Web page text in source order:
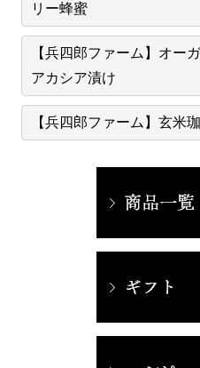
リー蜂蜜
【兵四郎ファーム】オー
アカシア漬け
【兵四郎ファーム】玄